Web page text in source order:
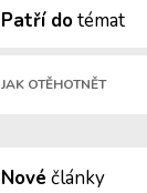
Patří dotémat
JAK OTĚHOTNĚT
Nové články